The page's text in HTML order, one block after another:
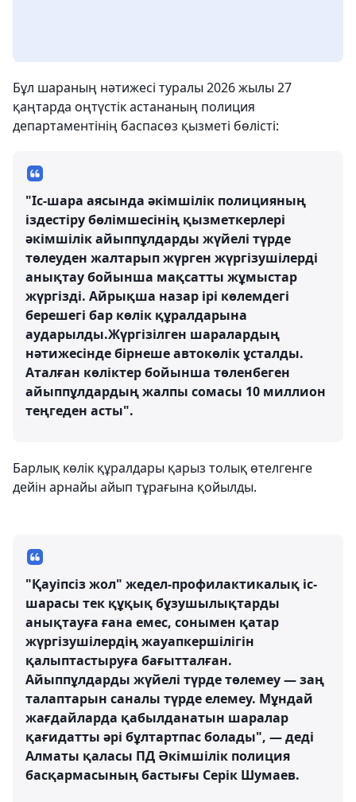
Бұл шараның нәтижесі туралы 2026 жылы 27
қаңтарда оңтүстік астананың полиция
департаментінің баспасөз қызметі бөлісті:
"Іс-шара аясында әкімшілік полицияның
іздестіру бөлімшесінің қызметкерлері
әкімшілік айыппұлдарды жүйелі түрде
төлеуден жалтарып жүрген жүргізушілерді
анықтау бойынша мақсатты жұмыстар
жүргізді. Айрықша назар ірі көлемдегі
берешегі бар көлік құралдарына
аударылды.Жүргізілген шаралардың
нәтижесінде бірнеше автокөлік ұсталды.
Аталған көліктер бойынша төленбеген
айыппұлдардың жалпы сомасы 10 миллион
теңгеден асты".
Барлық көлік құралдары қарыз толық өтелгенге
дейін арнайы айып тұрағына қойылды.
"Қауіпсіз жол" жедел-профилактикалық іс-
шарасы тек құқық бұзушылықтарды
анықтауға ғана емес, сонымен қатар
жүргізушілердің жауапкершілігін
қалыптастыруға бағытталған.
Айыппұлдарды жүйелі түрде төлемеу — заң
талаптарын саналы түрде елемеу. Мұндай
жағдайларда қабылданатын шаралар
қағидатты әрі бұлтартпас болады", — деді
Алматы қаласы ПД Әкімшілік полиция
басқармасының бастығы Серік Шумаев.